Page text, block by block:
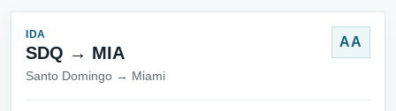
IDA
SDQ → MIA
Santo Domingo → Miami
AA